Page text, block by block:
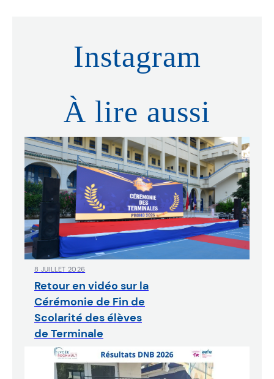
Instagram
À lire aussi
8 JUILLET 2026
Retour en vidéo sur la
Cérémonie de Fin de
Scolarité des élèves
de Terminale